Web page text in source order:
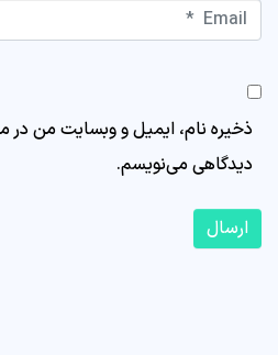
Email *
ذخیره نام، ایمیل و وبسایت من در
دیدگاهی می‌نویسم.
ارسال